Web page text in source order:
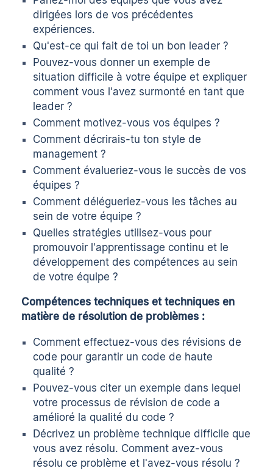
dirigées lors de vos précédentes
expériences.
Qu'est-ce qui fait de toi un bon leader ?
Pouvez-vous donner un exemple de
situation difficile à votre équipe et expliquer
comment vous l'avez surmonté en tant que
leader ?
Comment motivez-vous vos équipes ?
Comment décrirais-tu ton style de
management ?
Comment évalueriez-vous le succès de vos
équipes ?
Comment délégueriez-vous les tâches au
sein de votre équipe ?
Quelles stratégies utilisez-vous pour
promouvoir l'apprentissage continu et le
développement des compétences au sein
de votre équipe ?
Compétences techniques et techniques en
matière de résolution de problèmes :
Comment effectuez-vous des révisions de
code pour garantir un code de haute
qualité ?
Pouvez-vous citer un exemple dans lequel
votre processus de révision de code a
amélioré la qualité du code ?
Décrivez un problème technique difficile que
vous avez résolu. Comment avez-vous
résolu ce problème et l'avez-vous résolu ?